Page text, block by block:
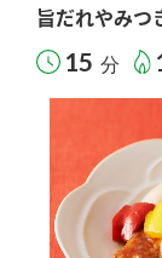
旨だれやみつ
15 分